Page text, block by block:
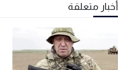
أخبار متعلقة